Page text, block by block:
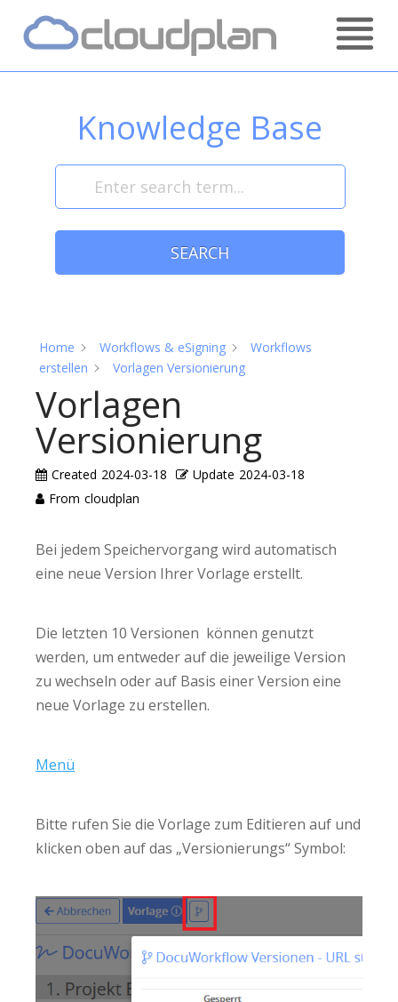
content
Home
Knowledge Base
SEARCH
Home Workflows & eSigning
Workflows
erstellen
Vorlagen Versionierung
Vorlagen
Versionierung
Created 2024-03-18 Update 2024-03-18
From cloudplan
Bei jedem Speichervorgang wird automatisch
eine neue Version Ihrer Vorlage erstellt.
Die letzten 10 Versionen können genutzt
werden, um entweder auf die jeweilige Version
zu wechseln oder auf Basis einer Version eine
neue Vorlage zu erstellen.
Menü
Bitte rufen Sie die Vorlage zum Editieren auf und
klicken oben auf das „Versionierungs“ Symbol: